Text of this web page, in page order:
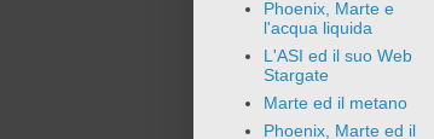
Phoenix, Marte e
l'acqua liquida
L'ASI ed il suo Web
Stargate
Marte ed il metano
Phoenix, Marte ed il